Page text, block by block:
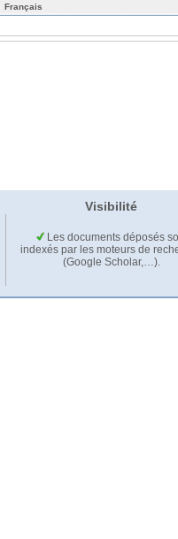
Français
Visibilité
Les documents déposés
indexés par les moteurs de
(Google Scholar,…).